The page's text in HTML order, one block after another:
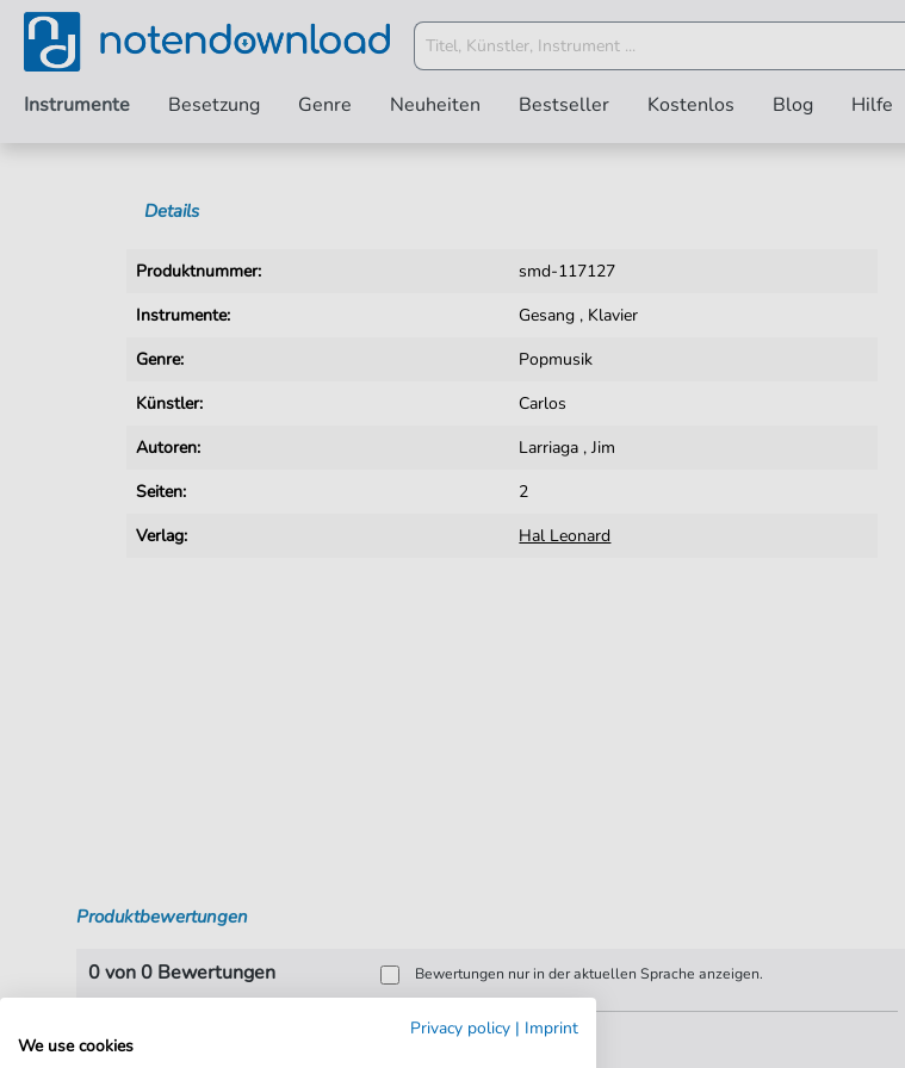
Instrumente Besetzung Genre Neuheiten Bestseller Kostenlos Blog Hilfe
Details
Produktnummer:
smd-117127
Instrumente:
Gesang , Klavier
Genre:
Popmusik
Künstler:
Carlos
Autoren:
Larriaga ,Jim
Seiten:
2
Verlag:
Hal Leonard
Produktbewertungen
0 von 0 Bewertungen
Bewerten Sie dieses
Bewertungen nur in der aktuellen Sprache anzeigen.
Privacy policy | Imprint
We use cookies